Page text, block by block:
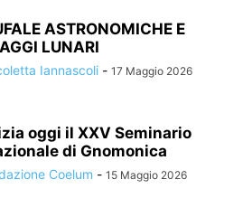
ASTRONOMICHE E
LUNARI
Iannascoli - 17 Maggio 2026
oggi il XXV Seminario
di Gnomonica
Coelum - 15 Maggio 2026